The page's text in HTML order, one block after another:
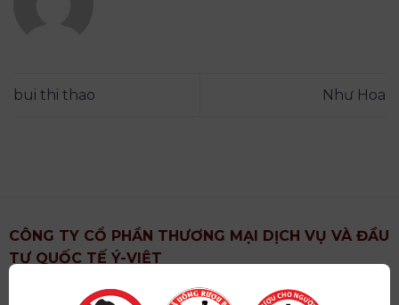
bui thi thao Như Hoa
CÔNG TY CỔ PHẦN THƯƠNG MẠI DỊCH VỤ VÀ ĐẦU
TƯ QUỐC TẾ Ý-VIỆT
: Khu 6, Xã Hoài Đức, Thành Phố Hà Nội